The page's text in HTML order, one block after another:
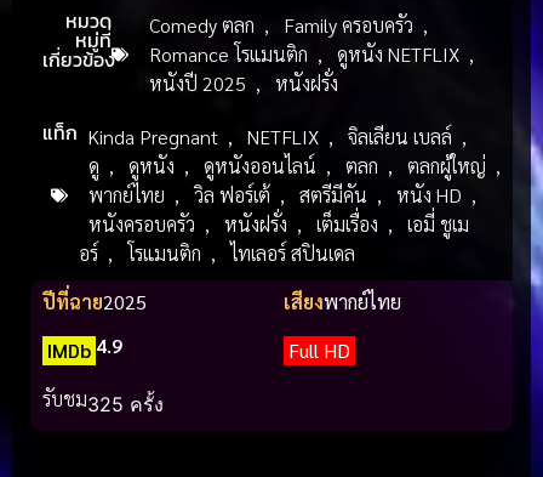
หมวด
หมู่ที่
เกี่ยวข้อง
Comedy ตลก , Family ครอบครัว ,
Romance โรแมนติก , ดูหนัง NETFLIX ,
หนังปี 2025 , หนังฝรั่ง
แท็ก Kinda Pregnant , NETFLIX , จิลเลียน เบลล์ ,
ดู , ดูหนัง , ดูหนังออนไลน์ , ตลก , ตลกผู้ใหญ่ ,
พากย์ไทย , วิล ฟอร์เต้ , สตรีมีคัน , หนัง HD ,
หนังครอบครัว , หนังฝรั่ง , เต็มเรื่อง ,
เอมี่ ชูเม
อร์ , โรแมนติก ,
ไทเลอร์ สปินเดล
ปีที่ฉาย2025 เสียงพากย์ไทย
IMDb 4.9
Full HD
รับชม325 ครั้ง